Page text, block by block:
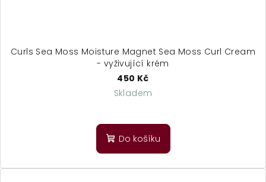
Curls Sea Moss Moisture Magnet Sea Moss Curl Cream
- vyživující krém
450 Kč
Skladem
Do košíku